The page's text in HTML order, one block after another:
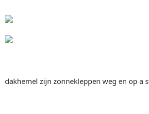
dakhemel zijn zonnekleppen weg en op a